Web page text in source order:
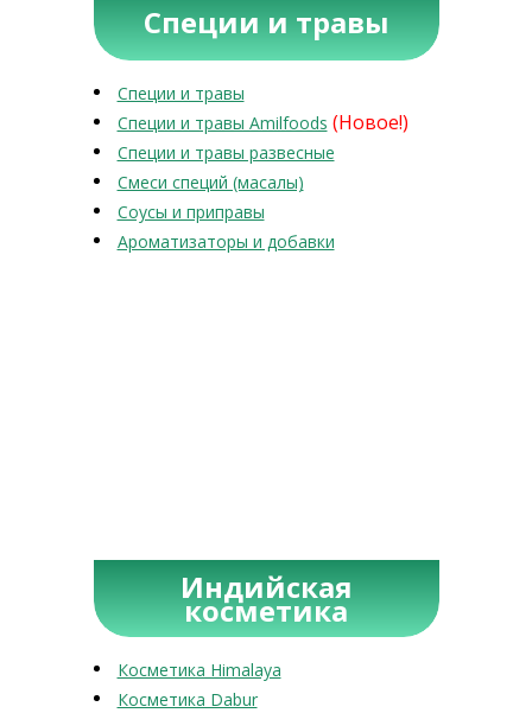
Специи и травы
Специи и травы
Специи и травы Amilfoods (Новое!)
Специи и травы развесные
Смеси специй (масалы)
Соусы и приправы
Ароматизаторы и добавки
Индийская
косметика
Косметика Himalaya
Косметика Dabur